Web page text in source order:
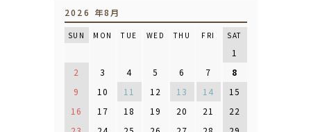
2026 年8月
SUN MON TUE WED THU FRI SAT
1
2
3 4 5 6 7
8
9
10 11 12 13 14
15
16
17 18 19 20 21
22